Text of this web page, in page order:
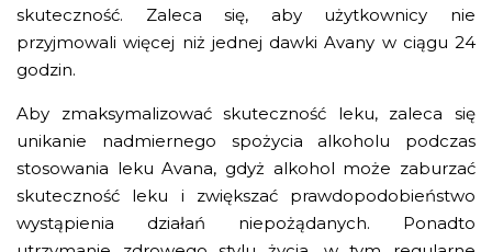
skuteczność. Zaleca się, aby użytkownicy nie
przyjmowali więcej niż jednej dawki Avany w ciągu 24
godzin.
Aby zmaksymalizować skuteczność leku, zaleca się
unikanie nadmiernego spożycia alkoholu podczas
stosowania leku Avana, gdyż alkohol może zaburzać
skuteczność leku i zwiększać prawdopodobieństwo
wystąpienia działań niepożądanych. Ponadto